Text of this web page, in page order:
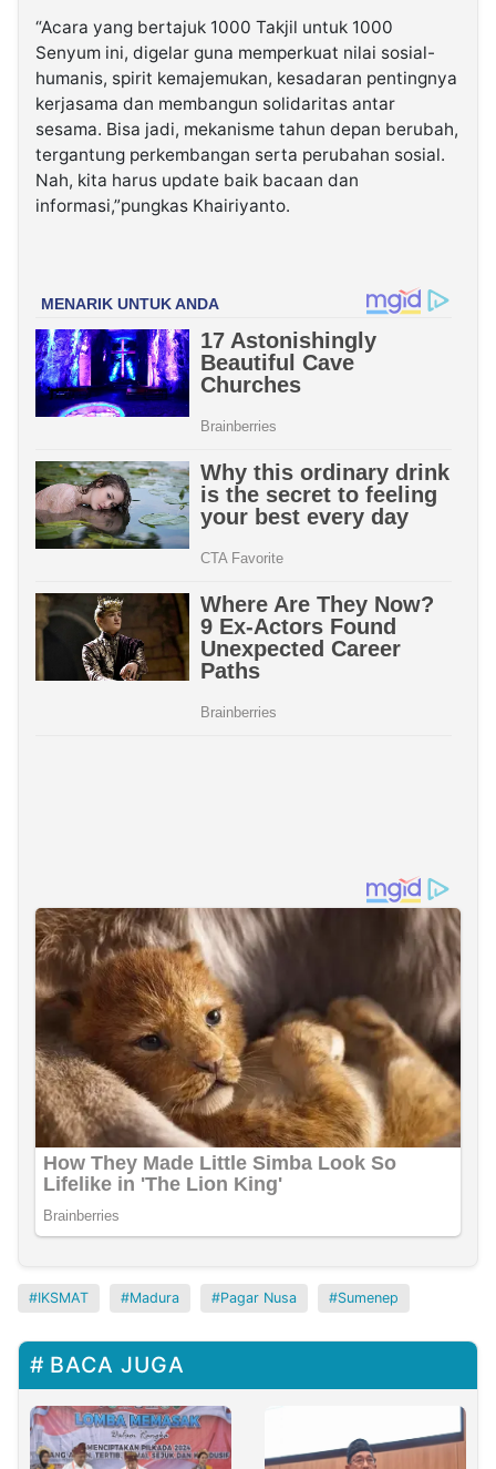
“Acara yang bertajuk 1000 Takjil untuk 1000
Senyum ini, digelar guna memperkuat nilai sosial-
humanis, spirit kemajemukan, kesadaran pentingnya
kerjasama dan membangun solidaritas antar
sesama. Bisa jadi, mekanisme tahun depan berubah,
tergantung perkembangan serta perubahan sosial.
Nah, kita harus update baik bacaan dan
informasi,”pungkas Khairiyanto.
IKSMAT Madura Pagar Nusa Sumenep
BACA JUGA